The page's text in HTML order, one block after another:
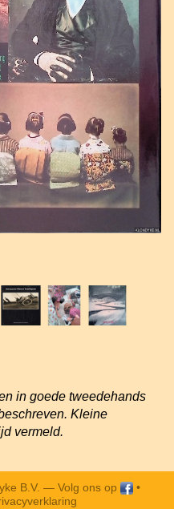
in goede tweedehands
Kleine
vermeld.
B.V. — Volg ons op
•